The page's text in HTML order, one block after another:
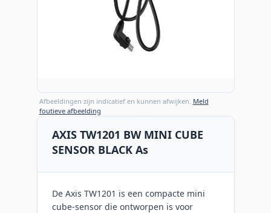
Afbeeldingen zijn indicatief en kunnen afwijken. Meld
foutieve afbeelding
AXIS TW1201 BW MINI CUBE
SENSOR BLACK As
De Axis TW1201 is een compacte mini
cube-sensor die ontworpen is voor